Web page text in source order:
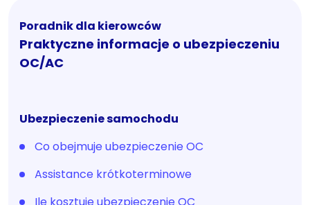
Poradnik dla kierowców
Praktyczne informacje o ubezpieczeniu
OC/AC
Ubezpieczenie samochodu
Co obejmuje ubezpieczenie OC
Assistance krótkoterminowe